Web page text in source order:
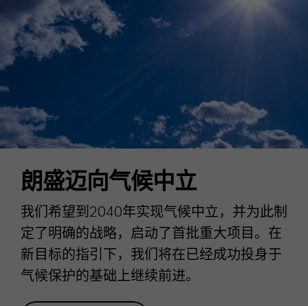
朗盛迈向气候中立
我们希望到2040年实现气候中立，并为此制
定了明确的战略，启动了首批重大项目。在
新目标的指引下，我们将在已经成功投身于
气候保护的基础上继续前进。